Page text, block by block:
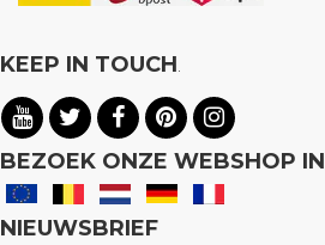
KEEP IN TOUCH.
BEZOEK ONZE WEBSHOP IN
NIEUWSBRIEF